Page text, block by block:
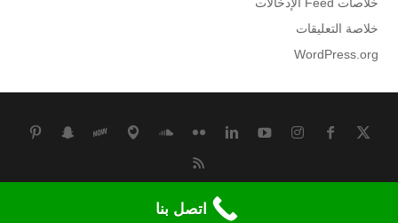
خلاصة التعليقات
WordPress.org
جميع الحقوق محفوظة لمركز وقاية للحجامة بالكويت
اتصل بنا